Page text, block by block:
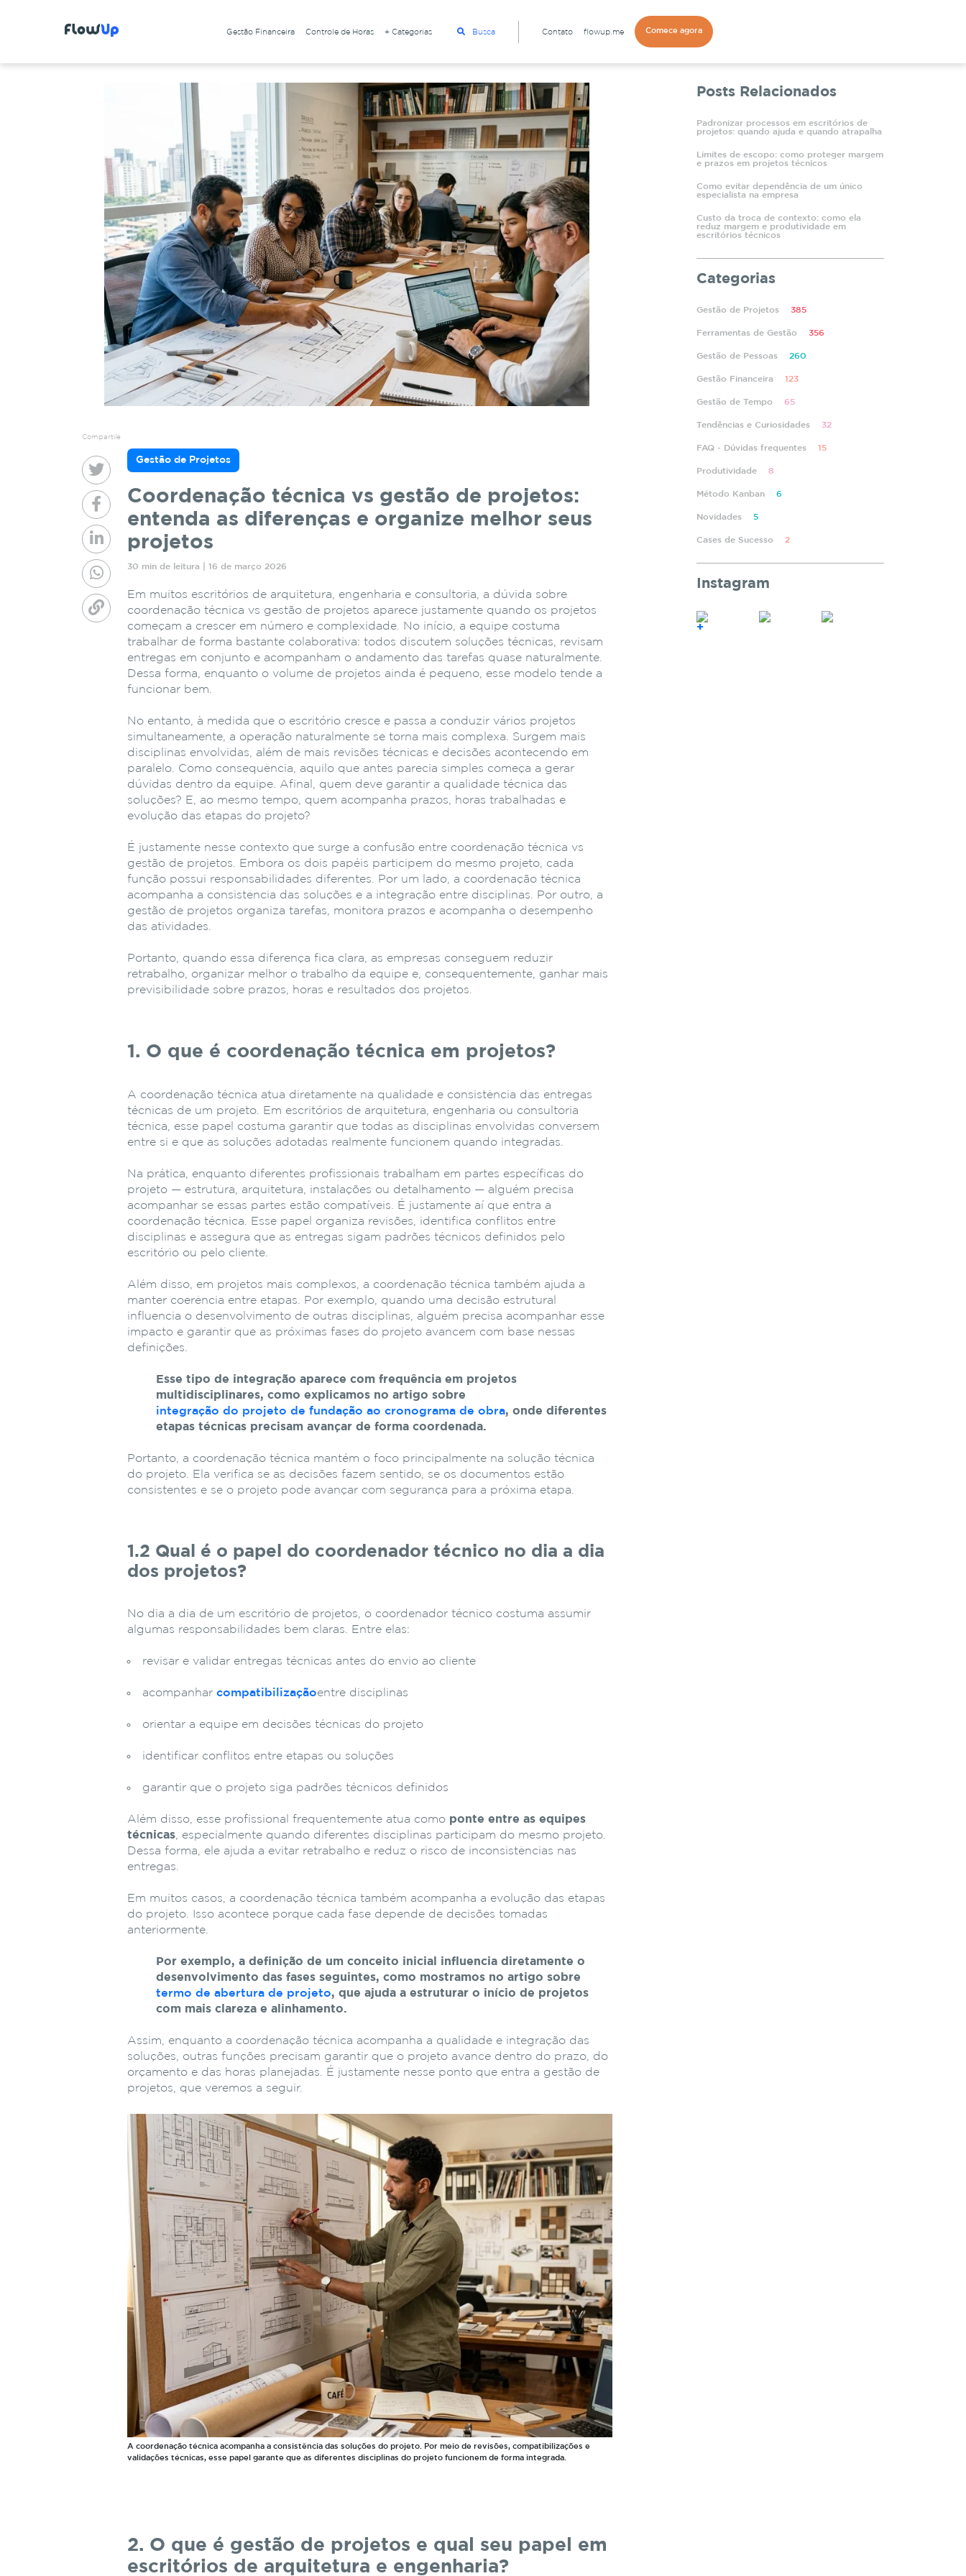
Gestão Financeira Controle de Horas + Categorias Busca Contato flowup.me Comece agora
Compartile
Gestão de Projetos
Coordenação técnica vs gestão de projetos:
entenda as diferenças e organize melhor seus
projetos
30 min de leitura | 16 de março 2026
Em muitos escritórios de arquitetura, engenharia e consultoria, a dúvida sobre
coordenação técnica vs gestão de projetos aparece justamente quando os projetos
começam a crescer em número e complexidade. No início, a equipe costuma
trabalhar de forma bastante colaborativa: todos discutem soluções técnicas, revisam
entregas em conjunto e acompanham o andamento das tarefas quase naturalmente.
Dessa forma, enquanto o volume de projetos ainda é pequeno, esse modelo tende a
funcionar bem.
No entanto, à medida que o escritório cresce e passa a conduzir vários projetos
simultaneamente, a operação naturalmente se torna mais complexa. Surgem mais
disciplinas envolvidas, além de mais revisões técnicas e decisões acontecendo em
paralelo. Como consequência, aquilo que antes parecia simples começa a gerar
dúvidas dentro da equipe. Afinal, quem deve garantir a qualidade técnica das
soluções? E, ao mesmo tempo, quem acompanha prazos, horas trabalhadas e
evolução das etapas do projeto?
É justamente nesse contexto que surge a confusão entre coordenação técnica vs
gestão de projetos. Embora os dois papéis participem do mesmo projeto, cada
função possui responsabilidades diferentes. Por um lado, a coordenação técnica
acompanha a consistência das soluções e a integração entre disciplinas. Por outro, a
gestão de projetos organiza tarefas, monitora prazos e acompanha o desempenho
das atividades.
Portanto, quando essa diferença fica clara, as empresas conseguem reduzir
retrabalho, organizar melhor o trabalho da equipe e, consequentemente, ganhar mais
previsibilidade sobre prazos, horas e resultados dos projetos.
1. O que é coordenaçãotécnica em projetos?
A coordenação técnica atua diretamente na qualidade e consistência das entregas
técnicas de um projeto. Em escritórios de arquitetura, engenharia ou consultoria
técnica, esse papel costuma garantir que todas as disciplinas envolvidas conversem
entre si e que as soluções adotadas realmente funcionem quando integradas.
Na prática, enquanto diferentes profissionaistrabalham em partes específicas do
projeto — estrutura,arquitetura, instalações ou detalhamento —alguém precisa
acompanhar se essas partes estão compatíveis. É justamenteaí que entraa
coordenaçãotécnica. Esse papel organiza revisões, identifica conflitos entre
disciplinas eassegura queas entregas sigam padrõestécnicos definidos pelo
escritório ou pelo cliente.
Além disso, em projetos mais complexos,a coordenaçãotécnicatambémajudaa
manter coerência entre etapas. Por exemplo, quando uma decisão estrutural
influencia o desenvolvimento de outras disciplinas,alguém precisaacompanhar esse
impacto e garantir queas próximasfases do projetoavancem com base nessas
definições.
Essetipode integraçãoaparececomfrequênciaem projetos
multidisciplinares,comoexplicamos noartigosobre
integraçãodo projetodefundaçãoaocronogramadeobra,ondediferentes
etapastécnicas precisamavançardeformacoordenada.
Portanto,a coordenaçãotécnica mantém ofoco principalmente na solução técnica
do projeto. Ela verifica seas decisõesfazem sentido, se os documentos estão
consistentes e se o projeto podeavançar com segurança paraa próxima etapa.
1.2 Qual é o papel do coordenadortécnico no dia a dia
dos projetos?
No diaa dia de um escritório de projetos, o coordenadortécnico costumaassumir
algumas responsabilidades bem claras. Entre elas:
revisar e validar entregastécnicasantes do envioao cliente
acompanharcompatibilizaçãoentre disciplinas
orientara equipe em decisõestécnicas do projeto
identificar conflitos entre etapas ou soluções
garantir que o projeto siga padrõestécnicos definidos
Além disso, esse profissionalfrequentementeatua como ponteentreasequipes
técnicas, especialmente quando diferentes disciplinas participam do mesmo projeto.
Dessaforma, eleajudaa evitar retrabalho e reduz o risco de inconsistências nas
entregas.
Em muitos casos,a coordenaçãotécnicatambémacompanhaa evolução das etapas
do projeto. Issoacontece porque cadafase depende de decisõestomadas
anteriormente.
Porexemplo,adefiniçãode umconceito inicial influenciadiretamenteo
desenvolvimentodasfasesseguintes,como mostramos noartigosobre
termodeaberturade projeto,queajudaaestruturaro iníciode projetos
com maisclarezaealinhamento.
Assim, enquanto a coordenação técnica acompanha a qualidade e integração das
soluções, outras funções precisam garantir que o projeto avance dentro do prazo, do
orçamento e das horas planejadas. É justamente nesse ponto que entra a gestão de
projetos, que veremos a seguir.
A coordenação técnica acompanha a consistência das soluções do projeto. Por meio de revisões, compatibilizações e
validações técnicas, esse papel garante que as diferentes disciplinas do projeto funcionem de forma integrada.
2. O que é gestão de projetos e qual seu papel em
escritórios de arquitetura e engenharia?
Posts Relacionados
Padronizar processos em escritórios de
projetos: quando ajuda e quando atrapalha
Limites de escopo: como proteger margem
e prazos em projetos técnicos
Como evitar dependência de um único
especialista na empresa
Custo da troca de contexto: como ela
reduz margem e produtividade em
escritórios técnicos
Categorias
Gestão de Projetos 385
Ferramentas de Gestão 356
Gestão de Pessoas 260
Gestão Financeira 123
Gestão de Tempo 65
Tendências e Curiosidades 32
FAQ - Dúvidas frequentes 15
Produtividade 8
Método Kanban 6
Novidades 5
Cases de Sucesso 2
Instagram
+